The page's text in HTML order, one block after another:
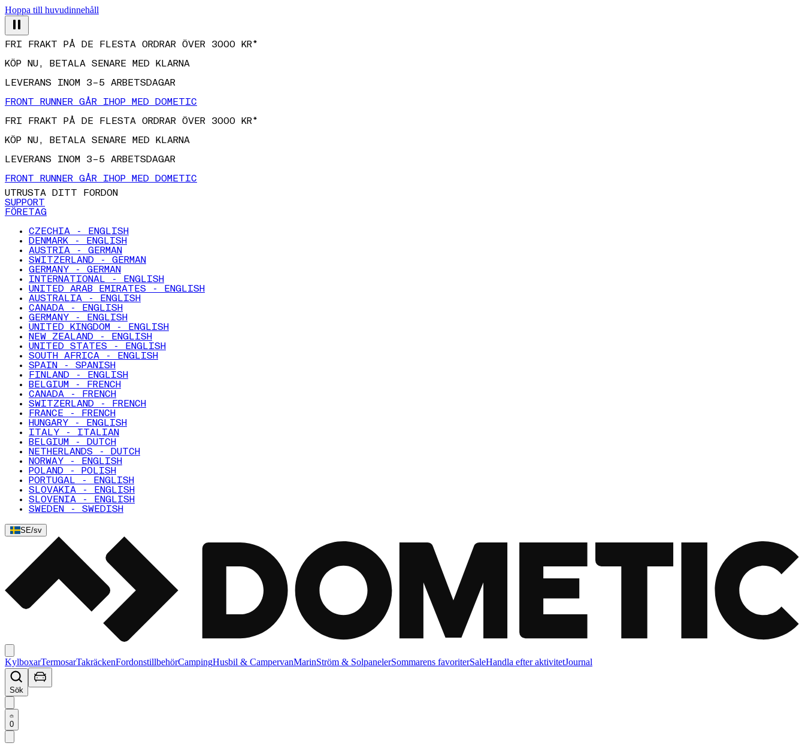
Hoppa till huvudinnehåll
FRI FRAKT PÅ DE FLESTA ORDRAR ÖVER 3000 KR*
KÖP NU, BETALA SENARE MED KLARNA
LEVERANS INOM 3–5 ARBETSDAGAR
FRONT RUNNER GÅR IHOP MED DOMETIC
FRI FRAKT PÅ DE FLESTA ORDRAR ÖVER 3000 KR*
KÖP NU, BETALA SENARE MED KLARNA
LEVERANS INOM 3–5 ARBETSDAGAR
FRONT RUNNER GÅR IHOP MED DOMETIC
UTRUSTA DITT FORDON
SUPPORT
FÖRETAG
CZECHIA - ENGLISH
DENMARK - ENGLISH
AUSTRIA - GERMAN
SWITZERLAND - GERMAN
GERMANY - GERMAN
INTERNATIONAL - ENGLISH
UNITED ARAB EMIRATES - ENGLISH
AUSTRALIA - ENGLISH
CANADA - ENGLISH
GERMANY - ENGLISH
UNITED KINGDOM - ENGLISH
NEW ZEALAND - ENGLISH
UNITED STATES - ENGLISH
SOUTH AFRICA - ENGLISH
SPAIN - SPANISH
FINLAND - ENGLISH
BELGIUM - FRENCH
CANADA - FRENCH
SWITZERLAND - FRENCH
FRANCE - FRENCH
HUNGARY - ENGLISH
ITALY - ITALIAN
BELGIUM - DUTCH
NETHERLANDS - DUTCH
NORWAY - ENGLISH
POLAND - POLISH
PORTUGAL - ENGLISH
SLOVAKIA - ENGLISH
SLOVENIA - ENGLISH
SWEDEN - SWEDISH
SE/sv
KylboxarTermosarTakräckenFordonstillbehörCampingHusbil & CampervanMarinStröm & SolpanelerSommarens favoriterSaleHandla efter aktivitetJournal
Sök
0